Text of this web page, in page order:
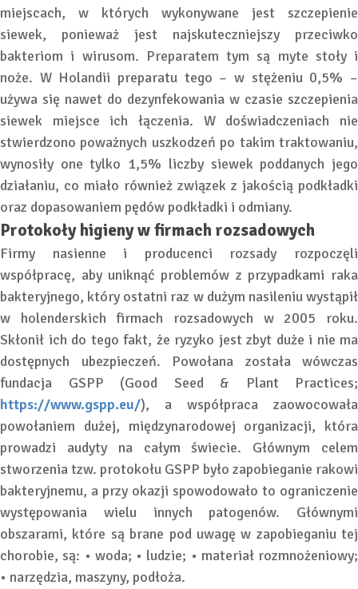
miejscach, w których wykonywane jest szczepienie
siewek, ponieważ jest najskuteczniejszy przeciwko
bakteriom i wirusom. Preparatem tym są myte stoły i
noże. W Holandii preparatu tego – w stężeniu 0,5% –
używa się nawet do dezynfekowania w czasie szczepienia
siewek miejsce ich łączenia. W doświadczeniach nie
stwierdzono poważnych uszkodzeń po takim traktowaniu,
wynosiły one tylko 1,5% liczby siewek poddanych jego
działaniu, co miało również związek z jakością podkładki
oraz dopasowaniem pędów podkładki i odmiany.
Protokoły higieny w firmach rozsadowych
Firmy nasienne i producenci rozsady rozpoczęli
współpracę, aby uniknąć problemów z przypadkami raka
bakteryjnego, który ostatni raz w dużym nasileniu wystąpił
w holenderskich firmach rozsadowych w 2005 roku.
Skłonił ich do tego fakt, że ryzyko jest zbyt duże i nie ma
dostępnych ubezpieczeń. Powołana została wówczas
fundacja GSPP (Good Seed & Plant Practices;
https://www.gspp.eu/), a współpraca zaowocowała
powołaniem dużej, międzynarodowej organizacji, która
prowadzi audyty na całym świecie. Głównym celem
stworzenia tzw. protokołu GSPP było zapobieganie rakowi
bakteryjnemu, a przy okazji spowodowało to ograniczenie
występowania wielu innych patogenów. Głównymi
obszarami, które są brane pod uwagę w zapobieganiu tej
chorobie, są: • woda; • ludzie; • materiał rozmnożeniowy;
• narzędzia, maszyny, podłoża.